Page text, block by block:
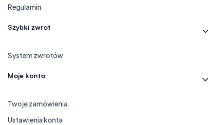
Regulamin
Szybki zwrot
System zwrotów
Moje konto
Twoje zamówienia
Ustawienia konta